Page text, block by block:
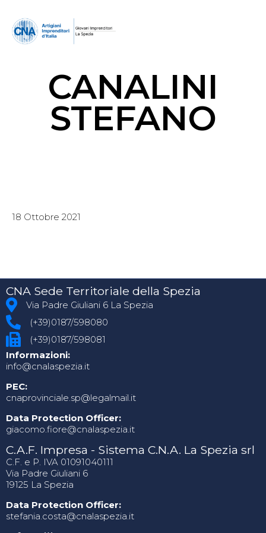
CANALINI
STEFANO
18 Ottobre 2021
CNA Sede Territoriale della Spezia
Via Padre Giuliani 6 La Spezia
(+39)0187/598080
(+39)0187/598081
Informazioni:
info@cnalaspezia.it
PEC:
cnaprovinciale.sp@legalmail.it
Data Protection Officer:
giacomo.fiore@cnalaspezia.it
C.A.F. Impresa - Sistema C.N.A. La Spezia srl
C.F. e P. IVA 01091040111
Via Padre Giuliani 6
19125 La Spezia
Data Protection Officer:
stefania.costa@cnalaspezia.it